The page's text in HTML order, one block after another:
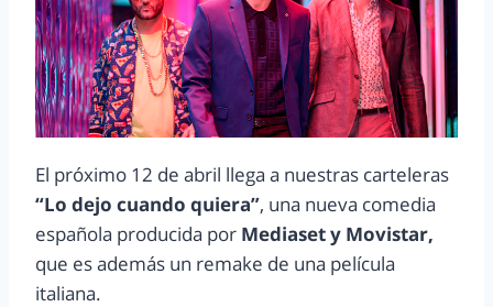
El próximo 12 de abril llega a nuestras carteleras
“Lo dejo cuando quiera”, una nueva comedia
española producida por Mediaset y Movistar,
que es además un remake de una película
italiana.